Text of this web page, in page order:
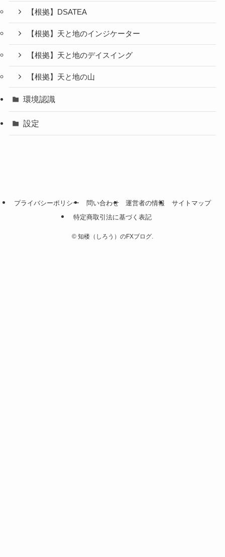
【根拠】DSATEA
【根拠】天と地のインジケーター
【根拠】天と地のデイスイング
【根拠】天と地の山
環境認識
設定
プライバシーポリシー 問い合わせ 運営者の情報
サイトマップ
特定商取引法に基づく表記
© 知楼（しろう）のFXブログ.